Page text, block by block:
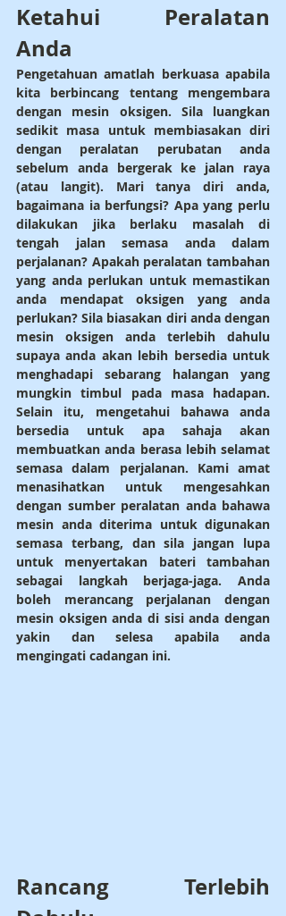
Ketahui Peralatan
Anda
Pengetahuan amatlah berkuasa apabila
kita berbincang tentang mengembara
dengan mesin oksigen. Sila luangkan
sedikit masa untuk membiasakan diri
dengan peralatan perubatan anda
sebelum anda bergerak ke jalan raya
(atau langit). Mari tanya diri anda,
bagaimana ia berfungsi? Apa yang perlu
dilakukan jika berlaku masalah di
tengah jalan semasa anda dalam
perjalanan? Apakah peralatan tambahan
yang anda perlukan untuk memastikan
anda mendapat oksigen yang anda
perlukan? Sila biasakan diri anda dengan
mesin oksigen anda terlebih dahulu
supaya anda akan lebih bersedia untuk
menghadapi sebarang halangan yang
mungkin timbul pada masa hadapan.
Selain itu, mengetahui bahawa anda
bersedia untuk apa sahaja akan
membuatkan anda berasa lebih selamat
semasa dalam perjalanan. Kami amat
menasihatkan untuk mengesahkan
dengan sumber peralatan anda bahawa
mesin anda diterima untuk digunakan
semasa terbang, dan sila jangan lupa
untuk menyertakan bateri tambahan
sebagai langkah berjaga-jaga. Anda
boleh merancang perjalanan dengan
mesin oksigen anda di sisi anda dengan
yakin dan selesa apabila anda
mengingati cadangan ini.
Rancang Terlebih